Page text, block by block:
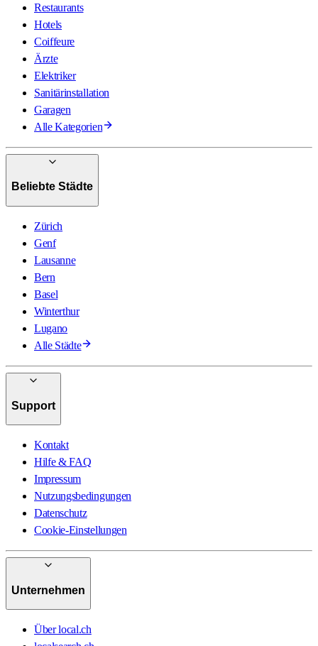
Restaurants
Hotels
Coiffeure
Ärzte
Elektriker
Sanitärinstallation
Garagen
Alle Kategorien
Beliebte Städte
Zürich
Genf
Lausanne
Bern
Basel
Winterthur
Lugano
Alle Städte
Support
Kontakt
Hilfe & FAQ
Impressum
Nutzungsbedingungen
Datenschutz
Cookie-Einstellungen
Unternehmen
Über local.ch